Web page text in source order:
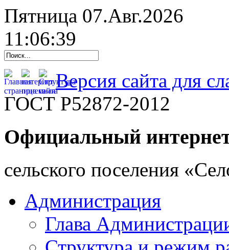
Пятница 07.Авг.2026
11:06:39
Версия сайта для
ГОСТ Р52872-2012
Официальный
cельского поселения
Администрация
Глава